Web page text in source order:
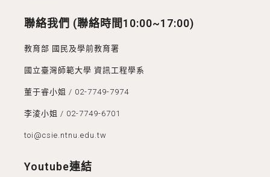
聯絡我們 (聯絡時間10:00~17:00)
教育部 國民及學前教育署
國立臺灣師範大學 資訊工程學系
董于睿小姐 / 02-7749-7974
李淩小姐 / 02-7749-6701
toi@csie.ntnu.edu.tw
Youtube連結